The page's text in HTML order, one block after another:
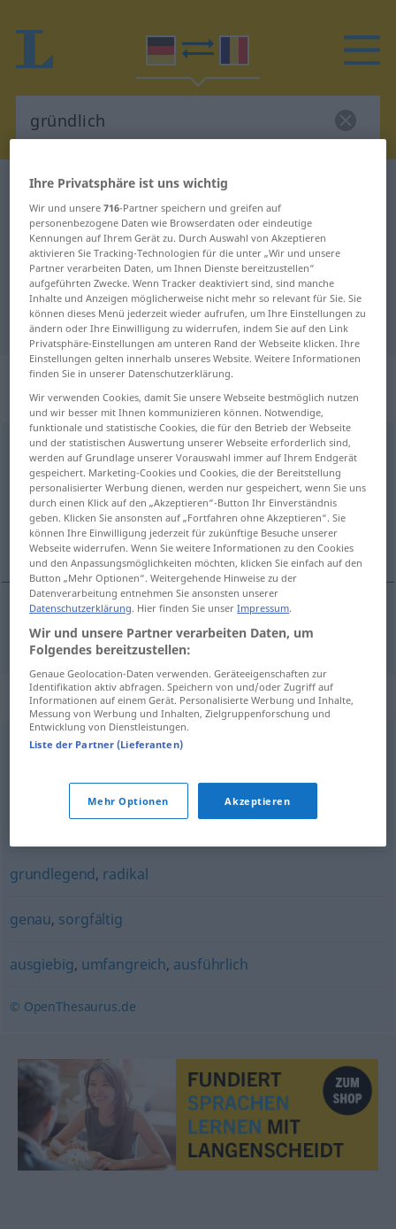
Deutsch-Rumänisch Wörterbuch
Deutsch-Rumänisch Übersetzung
für "gründlich"
"gründlich" Rumänisch
Übersetzung
„gründlich“: Adjektiv,
Eigenschaftswort
gründlichadj
Übersicht aller Übersetzungen
(Für mehr Details die Übersetzung anklicken/antippen)
temeinic
temeinic gründlich
Synonyme für "gründlich"
scharf (nachdenken)
grundlegend, radikal
genau, sorgfältig
ausgiebig, umfangreich, ausführlich
© OpenThesaurus.de
Ihre Privatsphäre ist uns wichtig
Wir und unsere716-Partner speichern und greifen auf
personenbezogene Daten wie Browserdaten oder eindeutige
Kennungen auf Ihrem Gerät zu. Durch Auswahl von Akzeptieren
aktivieren Sie Tracking-Technologien für die unter „Wir und unsere
Partner verarbeiten Daten, um Ihnen Dienste bereitzustellen“
aufgeführten Zwecke. Wenn Tracker deaktiviert sind, sind manche
Inhalte und Anzeigen möglicherweise nicht mehr so relevant für Sie. Sie
können dieses Menü jederzeit wieder aufrufen, um Ihre Einstellungen zu
ändern oder Ihre Einwilligung zu widerrufen, indem Sie auf den Link
Privatsphäre-Einstellungen am unteren Rand der Webseite klicken. Ihre
Einstellungen gelten innerhalb unseres Website. Weitere Informationen
finden Sie in unserer Datenschutzerklärung.
Wir verwenden Cookies, damit Sie unsere Webseite bestmöglich nutzen
und wir besser mit Ihnen kommunizieren können. Notwendige,
funktionale und statistische Cookies, die für den Betrieb der Webseite
und der statistischen Auswertung unserer Webseite erforderlich sind,
werden auf Grundlage unserer Vorauswahl immer auf Ihrem Endgerät
gespeichert. Marketing-Cookies und Cookies, die der Bereitstellung
personalisierter Werbung dienen, werden nur gespeichert, wenn Sie uns
durch einen Klick auf den „Akzeptieren“-Button Ihr Einverständnis
geben. Klicken Sie ansonsten auf „Fortfahren ohne Akzeptieren“. Sie
können Ihre Einwilligung jederzeit für zukünftige Besuche unserer
Webseite widerrufen. Wenn Sie weitere Informationen zu den Cookies
und den Anpassungsmöglichkeiten möchten, klicken Sie einfach auf den
Button „Mehr Optionen“. Weitergehende Hinweise zu der
Datenverarbeitung entnehmen Sie ansonsten unserer
Datenschutzerklärung. Hier finden Sie unserImpressum.
Wir und unsere Partner verarbeiten Daten, um
Folgendes bereitzustellen:
Genaue Geolocation-Daten verwenden. Geräteeigenschaften zur
Identifikation aktiv abfragen. Speichern von und/oder Zugriff auf
Informationen auf einem Gerät. Personalisierte Werbung und Inhalte,
Messung von Werbung und Inhalten, Zielgruppenforschung und
Entwicklung von Dienstleistungen.
Liste der Partner (Lieferanten)
Mehr Optionen Akzeptieren